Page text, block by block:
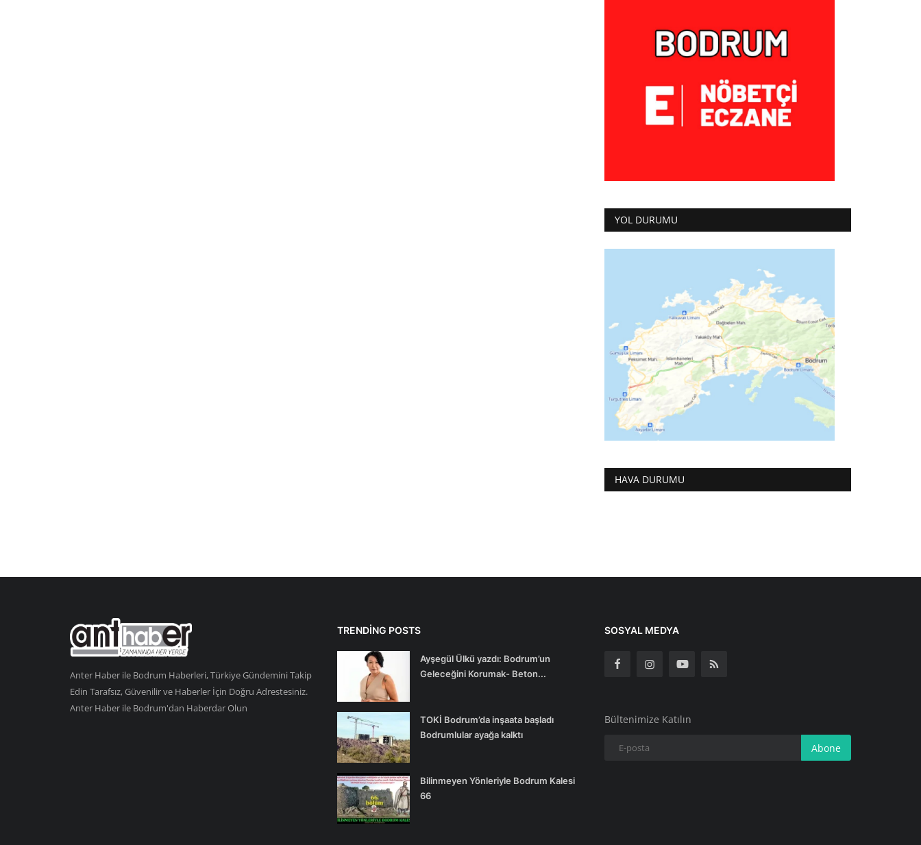
YOL DURUMU
HAVA DURUMU
Anter Haber ile Bodrum Haberleri, Türkiye Gündemini Takip
Edin Tarafsız, Güvenilir ve Haberler İçin Doğru Adrestesiniz.
Anter Haber ile Bodrum'dan Haberdar Olun
TRENDING POSTS
Ayşegül Ülkü yazdı: Bodrum’un
Geleceğini Korumak- Beton...
TOKİ Bodrum’da inşaata başladı
Bodrumlular ayağa kalktı
Bilinmeyen Yönleriyle Bodrum Kalesi
66
SOSYAL MEDYA
Bültenimize Katılın
Abone